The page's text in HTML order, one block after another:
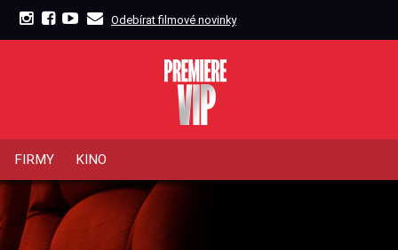
Odebírat filmové novinky
FIRMY KINO